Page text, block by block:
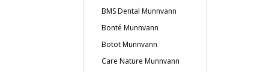
BMS Dental Munnvann
Bonté Munnvann
Botot Munnvann
Care Nature Munnvann